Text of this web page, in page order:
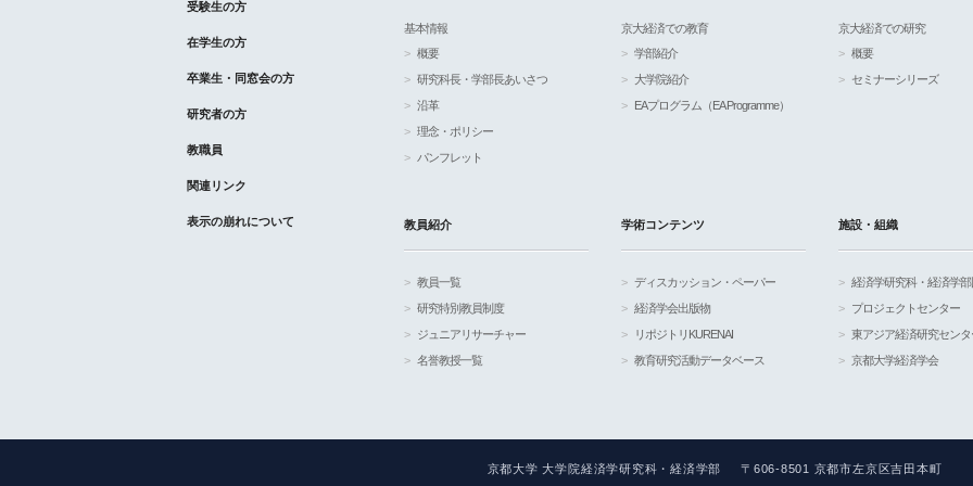
受験生の方
在学生の方
卒業生・同窓会の方
研究者の方
教職員
関連リンク
表示の崩れについて
基本情報
概要
研究科長・学部長あいさつ
沿革
理念・ポリシー
パンフレット
京大経済での教育
学部紹介
大学院紹介
EAプログラム（EA Programme）
京大経済での研究
概要
セミナーシリーズ
教員紹介
教員一覧
研究特別教員制度
ジュニアリサーチャー
名誉教授一覧
学術コンテンツ
ディスカッション・ペーパー
経済学会出版物
リポジトリKURENAI
教育研究活動データベース
施設・組織
経済学研究科・経済学
プロジェクトセンター
東アジア経済研究センタ
京都大学経済学会
京都大学 大学院経済学研究科・経済学部 〒606-8501 京都市左京区吉田本町